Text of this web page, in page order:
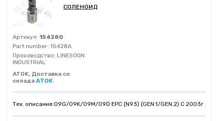
СОЛЕНОИД
Артикул: 15428G
Part number: 15428A
Производство: LINESOON
INDUSTRIAL
ATOK, Доставка со
склада АТОК
Тех. описание:09G/09K/09M/09D EPC (N93) (GEN.1/GEN.2) C 2003г